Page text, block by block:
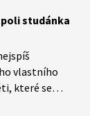
poli studánka
vlastního
které se